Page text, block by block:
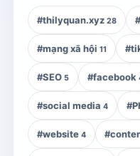
#thilyquan.xyz 28
#mạng xã hội 11
#SEO 5 #facebook
#social media 4
#website 4